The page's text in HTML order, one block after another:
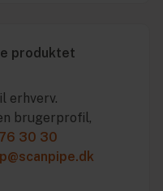
produktet
erhverv.
brugerprofil,
30 30